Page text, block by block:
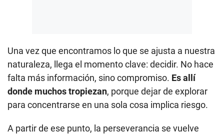
Una vez que encontramos lo que se ajusta a nuestra
naturaleza, llega el momento clave: decidir. No hace
falta más información, sino compromiso. Es allí
donde muchos tropiezan, porque dejar de explorar
para concentrarse en una sola cosa implica riesgo.
A partir de ese punto, la perseverancia se vuelve